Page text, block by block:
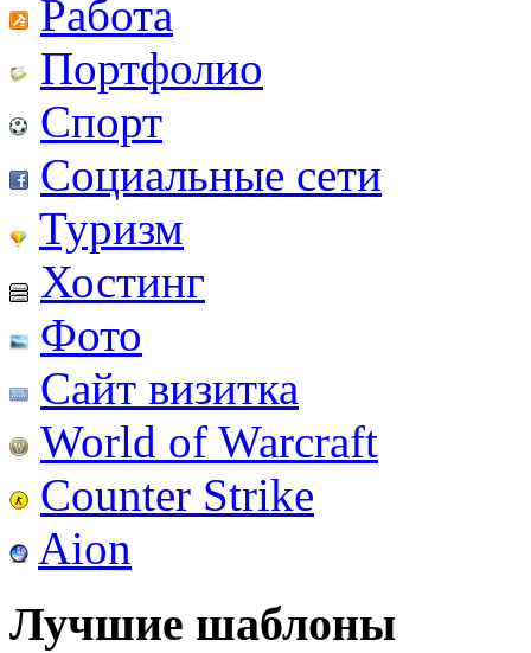
Работа
Портфолио
Спорт
Социальные сети
Туризм
Хостинг
Фото
Сайт визитка
World of Warcraft
Counter Strike
Aion
Лучшие шаблоны